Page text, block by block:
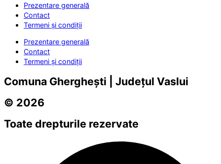
Prezentare generală
Contact
Termeni și condiții
Prezentare generală
Contact
Termeni și condiții
Comuna Gherghești | Județul Vaslui
© 2026
Toate drepturile rezervate